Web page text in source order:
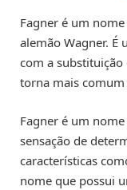
Fagner é um
alemão Wagner. É
com a substituição
torna mais
Fagner é um
sensação de
características
nome que possui